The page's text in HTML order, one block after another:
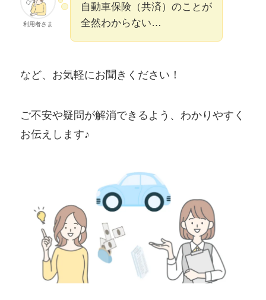
利用者さま
自動車保険（共済）のことが
全然わからない…
など、お気軽にお聞きください！
ご不安や疑問が解消できるよう、わかりやすく
お伝えします♪